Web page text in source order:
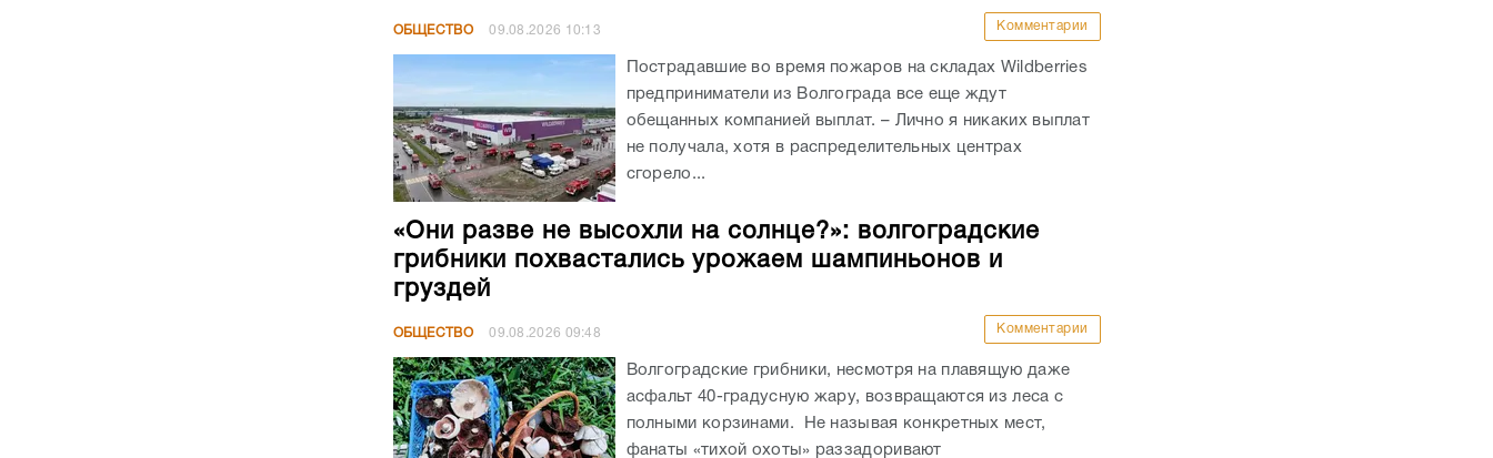
ОБЩЕСТВО 09.08.2026 10:13 Комментарии
Пострадавшие во время пожаров на складах Wildberries
предприниматели из Волгограда все еще ждут
обещанных компанией выплат. – Лично я никаких выплат
не получала, хотя в распределительных центрах
сгорело...
«Они разве не высохли на солнце?»: волгоградские
грибники похвастались урожаем шампиньонов и
груздей
ОБЩЕСТВО 09.08.2026 09:48 Комментарии
Волгоградские грибники, несмотря на плавящую даже
асфальт 40-градусную жару, возвращаются из леса с
полными корзинами. Не называя конкретных мест,
фанаты «тихой охоты» раззадоривают